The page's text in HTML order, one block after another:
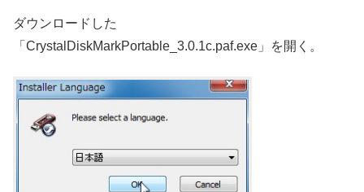
ダウンロードした
「CrystalDiskMarkPortable_3.0.1c.paf.exe」を開く。